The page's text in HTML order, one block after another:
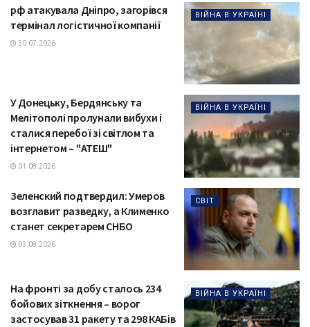
ВІЙНА В УКРАЇНІ
рф атакувала Дніпро, загорівся
термінал логістичної компанії
30.07.2026
ВІЙНА В УКРАЇНІ
У Донецьку, Бердянську та
Мелітополі пролунали вибухи і
сталися перебої зі світлом та
інтернетом – "АТЕШ"
01.08.2026
СВІТ
Зеленский подтвердил: Умеров
возглавит разведку, а Клименко
станет секретарем СНБО
03.08.2026
ВІЙНА В УКРАЇНІ
На фронті за добу сталось 234
бойових зіткнення – ворог
застосував 31 ракету та 298 КАБів